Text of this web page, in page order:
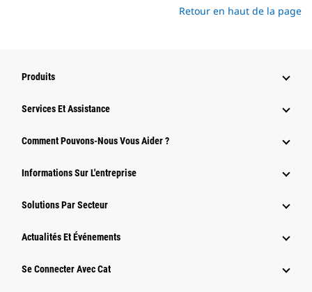
Retour en haut de la page
Produits
Services Et Assistance
Comment Pouvons-Nous Vous Aider ?
Informations Sur L'entreprise
Solutions Par Secteur
Actualités Et Événements
Se Connecter Avec Cat